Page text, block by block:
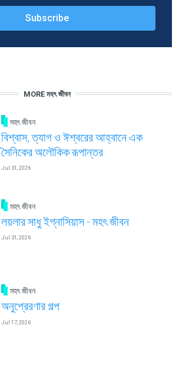
MORE মহৎ জীবন
মহৎ জীবন
বিশ্বাস, ত্যাগ ও ঈশ্বরের আহ্বানে এক
সৈনিকের অলৌকিক রূপান্তর
Jul 31, 2026
মহৎ জীবন
লয়লার সাধু ইগ্নাসিয়াস - মহৎ জীবন
Jul 31, 2026
মহৎ জীবন
অনুপ্রেরণার গল্প
Jul 17, 2026